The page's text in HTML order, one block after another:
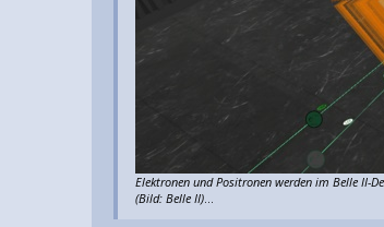
Elektronen und Positronen werden im Belle II-
(Bild: Belle II)...